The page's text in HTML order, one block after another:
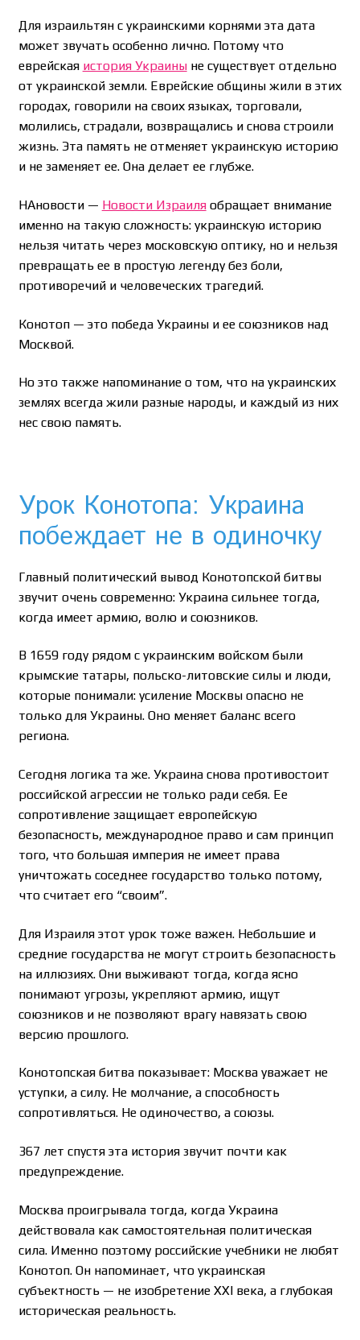
Для израильтян с украинскими корнями эта дата
может звучать особенно лично. Потому что
еврейская история Украиныне существует отдельно
от украинской земли. Еврейские общины жили в этих
городах, говорили на своих языках, торговали,
молились, страдали, возвращались и снова строили
жизнь. Эта память не отменяет украинскую историю
и не заменяет ее. Она делает ее глубже.
НАновости — Новости Израиляобращает внимание
именно на такую сложность: украинскую историю
нельзя читать через московскую оптику, но и нельзя
превращать ее в простую легенду без боли,
противоречий и человеческих трагедий.
Конотоп — это победа Украины и ее союзников над
Москвой.
Но это также напоминание о том, что на украинских
землях всегда жили разные народы, и каждый из них
нес свою память.
Урок Конотопа: Украина
побеждает не в одиночку
Главный политический вывод Конотопской битвы
звучит очень современно: Украина сильнее тогда,
когда имеет армию, волю и союзников.
В 1659 году рядом с украинским войском были
крымские татары, польско-литовские силы и люди,
которые понимали: усиление Москвы опасно не
только для Украины. Оно меняет баланс всего
региона.
Сегодня логика та же. Украина снова противостоит
российской агрессии не только ради себя. Ее
сопротивление защищает европейскую
безопасность, международное право и сам принцип
того, что большая империя не имеет права
уничтожать соседнее государство только потому,
что считает его “своим”.
Для Израиля этот урок тоже важен. Небольшие и
средние государства не могут строить безопасность
на иллюзиях. Они выживают тогда, когда ясно
понимают угрозы, укрепляют армию, ищут
союзников и не позволяют врагу навязать свою
версию прошлого.
Конотопская битва показывает: Москва уважает не
уступки, а силу. Не молчание, а способность
сопротивляться. Не одиночество, а союзы.
367 лет спустя эта история звучит почти как
предупреждение.
Москва проигрывала тогда, когда Украина
действовала как самостоятельная политическая
сила. Именно поэтому российские учебники не любят
Конотоп. Он напоминает, что украинская
субъектность — не изобретение XXI века, а глубокая
историческая реальность.